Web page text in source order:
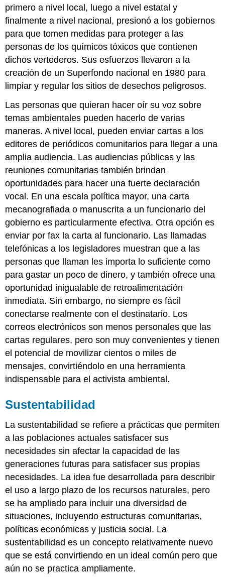
primero a nivel local, luego a nivel estatal y
finalmente a nivel nacional, presionó a los gobiernos
para que tomen medidas para proteger a las
personas de los químicos tóxicos que contienen
dichos vertederos. Sus esfuerzos llevaron a la
creación de un Superfondo nacional en 1980 para
limpiar y regular los sitios de desechos peligrosos.
Las personas que quieran hacer oír su voz sobre
temas ambientales pueden hacerlo de varias
maneras. A nivel local, pueden enviar cartas a los
editores de periódicos comunitarios para llegar a una
amplia audiencia. Las audiencias públicas y las
reuniones comunitarias también brindan
oportunidades para hacer una fuerte declaración
vocal. En una escala política mayor, una carta
mecanografiada o manuscrita a un funcionario del
gobierno es particularmente efectiva. Otra opción es
enviar por fax la carta al funcionario. Las llamadas
telefónicas a los legisladores muestran que a las
personas que llaman les importa lo suficiente como
para gastar un poco de dinero, y también ofrece una
oportunidad inigualable de retroalimentación
inmediata. Sin embargo, no siempre es fácil
conectarse realmente con el destinatario. Los
correos electrónicos son menos personales que las
cartas regulares, pero son muy convenientes y tienen
el potencial de movilizar cientos o miles de
mensajes, convirtiéndolo en una herramienta
indispensable para el activista ambiental.
Sustentabilidad
La sustentabilidad se refiere a prácticas que permiten
a las poblaciones actuales satisfacer sus
necesidades sin afectar la capacidad de las
generaciones futuras para satisfacer sus propias
necesidades. La idea fue desarrollada para describir
el uso a largo plazo de los recursos naturales, pero
se ha ampliado para incluir una diversidad de
situaciones, incluyendo estructuras comunitarias,
políticas económicas y justicia social. La
sustentabilidad es un concepto relativamente nuevo
que se está convirtiendo en un ideal común pero que
aún no se practica ampliamente.